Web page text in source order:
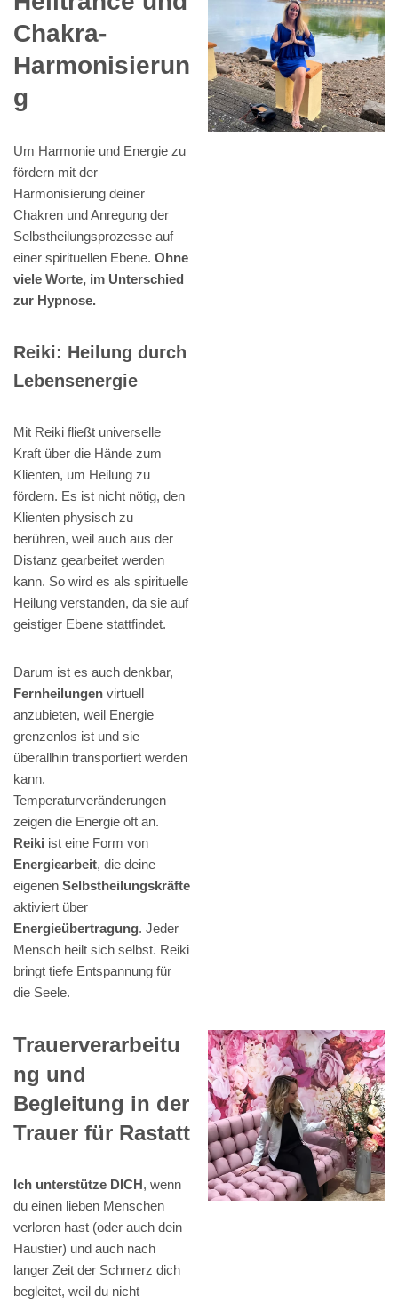
Chakra-
Harmonisierun
g
Um Harmonie und Energie zu
fördern mit der
Harmonisierung deiner
Chakren und Anregung der
Selbstheilungsprozesse auf
einer spirituellen Ebene. Ohne
viele Worte, im Unterschied
zur Hypnose.
Reiki: Heilung durch
Lebensenergie
Mit Reiki fließt universelle
Kraft über die Hände zum
Klienten, um Heilung zu
fördern. Es ist nicht nötig, den
Klienten physisch zu
berühren, weil auch aus der
Distanz gearbeitet werden
kann. So wird es als spirituelle
Heilung verstanden, da sie auf
geistiger Ebene stattfindet.
Darum ist es auch denkbar,
Fernheilungen virtuell
anzubieten, weil Energie
grenzenlos ist und sie
überallhin transportiert werden
kann.
Temperaturveränderungen
zeigen die Energie oft an.
Reiki ist eine Form von
Energiearbeit, die deine
eigenen Selbstheilungskräfte
aktiviert über
Energieübertragung. Jeder
Mensch heilt sich selbst. Reiki
bringt tiefe Entspannung für
die Seele.
Trauerverarbeitu
ng und
Begleitung in der
Trauer für Rastatt
Ich unterstütze DICH, wenn
du einen lieben Menschen
verloren hast (oder auch dein
Haustier) und auch nach
langer Zeit der Schmerz dich
begleitet, weil du nicht